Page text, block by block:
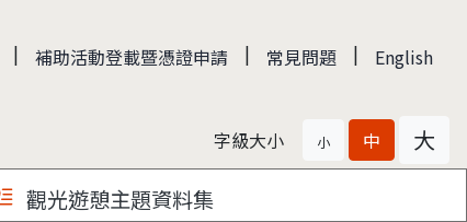
| 補助活動登載暨憑證申請 | 常見問題 | English
字級大小 小 中 大
觀光遊憩主題資料集